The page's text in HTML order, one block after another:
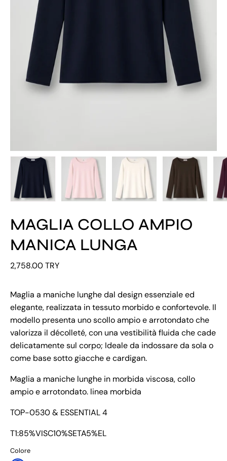
MAGLIA COLLO AMPIO
MANICA LUNGA
2,758.00 TRY
Maglia a maniche lunghe dal design essenziale ed
elegante, realizzata in tessuto morbido e confortevole. Il
modello presenta uno scollo ampio e arrotondato che
valorizza il décolleté, con una vestibilità fluida che cade
delicatamente sul corpo; Ideale da indossare da sola o
come base sotto giacche e cardigan.
Maglia a maniche lunghe in morbida viscosa, collo
ampio e arrotondato. linea morbida
TOP-0530 & ESSENTIAL 4
T1:85%VISC10%SETA5%EL
Colore